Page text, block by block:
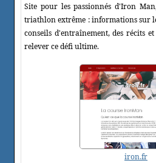
Site pour les passionnés d'Iron
triathlon extrême : informations sur
conseils d'entraînement, des récits
relever ce défi ultime.
iron.fr